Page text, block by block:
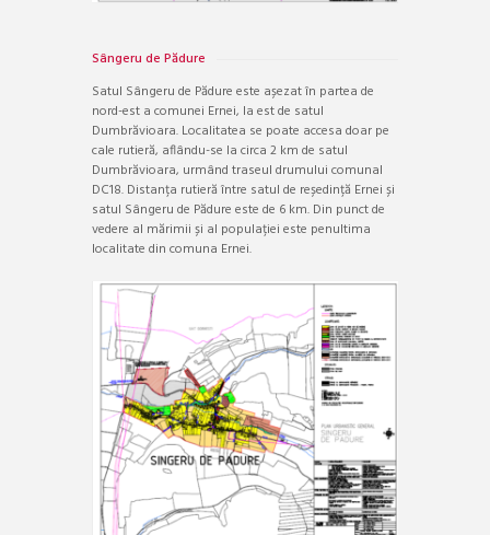
Sângeru de Pădure
Satul Sângeru de Pădure este așezat în partea de
nord-est a comunei Ernei, la est de satul
Dumbrăvioara. Localitatea se poate accesa doar pe
cale rutieră, aflându-se la circa 2 km de satul
Dumbrăvioara, urmând traseul drumului comunal
DC18. Distanța rutieră între satul de reședință Ernei și
satul Sângeru de Pădure este de 6 km. Din punct de
vedere al mărimii și al populației este penultima
localitate din comuna Ernei.